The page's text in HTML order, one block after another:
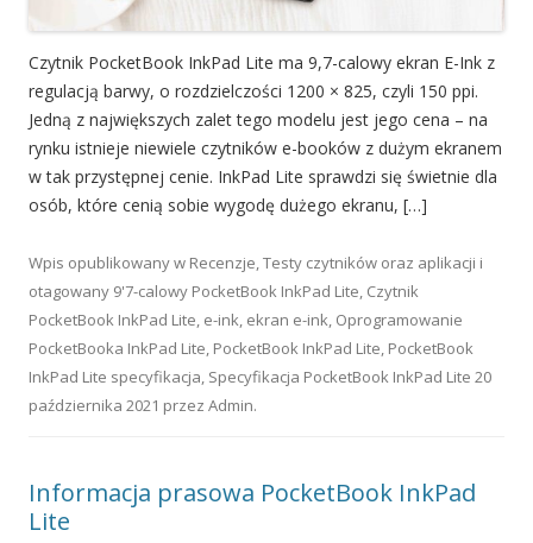
Czytnik PocketBook InkPad Lite ma 9,7-calowy ekran E-Ink z
regulacją barwy, o rozdzielczości 1200 × 825, czyli 150 ppi.
Jedną z największych zalet tego modelu jest jego cena – na
rynku istnieje niewiele czytników e-booków z dużym ekranem
w tak przystępnej cenie. InkPad Lite sprawdzi się świetnie dla
osób, które cenią sobie wygodę dużego ekranu, […]
Wpis opublikowany w Recenzje,Testy czytników oraz aplikacji i
otagowany 9'7-calowy PocketBook InkPad Lite, Czytnik
PocketBook InkPad Lite, e-ink, ekran e-ink, Oprogramowanie
PocketBooka InkPad Lite, PocketBook InkPad Lite, PocketBook
InkPad Lite specyfikacja, Specyfikacja PocketBook InkPad Lite 20
października 2021 przez Admin.
Informacja prasowa PocketBook InkPad
Lite